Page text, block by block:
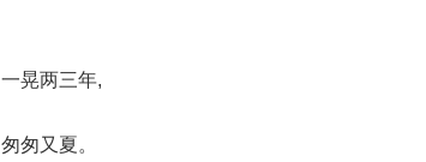
一晃两三年,
匆匆又夏。